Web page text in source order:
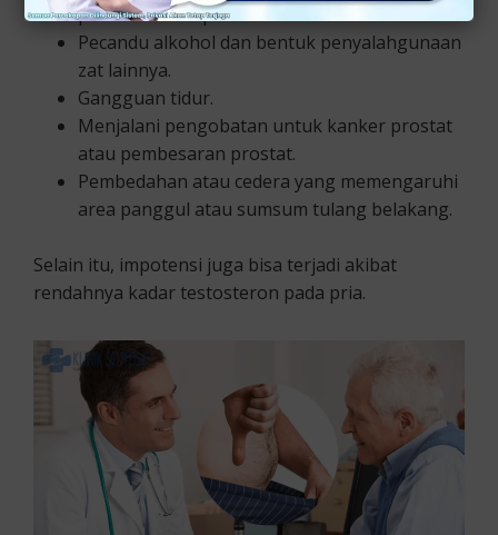
parut di dalam penis.
Pecandu alkohol dan bentuk penyalahgunaan
zat lainnya.
Gangguan tidur.
Menjalani pengobatan untuk kanker prostat
atau pembesaran prostat.
Pembedahan atau cedera yang memengaruhi
area panggul atau sumsum tulang belakang.
Selain itu, impotensi juga bisa terjadi akibat
rendahnya kadar testosteron pada pria.